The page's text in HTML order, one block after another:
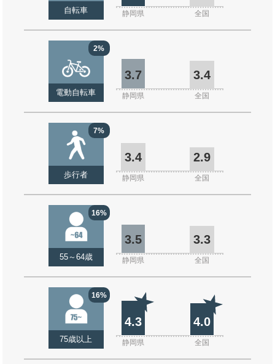
自転車 静岡県 全国
2%
電動自転車
3.7 3.4
静岡県 全国
7%
歩行者
3.4 2.9
静岡県 全国
16%
55～64歳
3.5 3.3
静岡県 全国
16%
75歳以上
4.3 4.0
静岡県 全国